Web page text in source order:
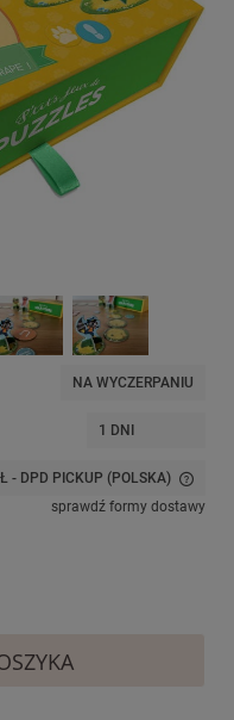
NA WYCZERPANIU
1 DNI
- DPD PICKUP (POLSKA)
sprawdź formy dostawy